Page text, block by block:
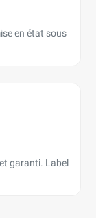
en état sous
garanti. Label